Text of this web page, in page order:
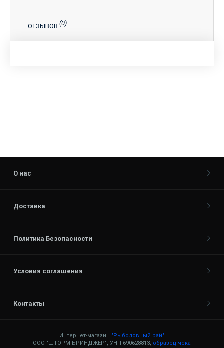
ОТЗЫВОВ (0)
О нас
Доставка
Политика Безопасности
Условия соглашения
Контакты
Интернет-магазин "Рыболовный рай"
ООО "ШТОРМ БРИНДЖЕР", УНП 690628813, образец чека